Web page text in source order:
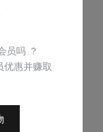
保留最终决定权
员吗 ？
优惠并赚取